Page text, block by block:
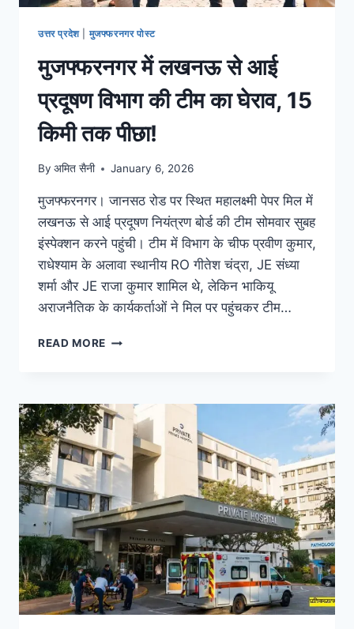
उत्तर प्रदेश| मुजफ्फरनगर पोस्ट
मुजफ्फरनगर में लखनऊ से आई
प्रदूषण विभाग की टीम का घेराव, 15
किमी तक पीछा!
By अमित सैनी January 6, 2026
मुजफ्फरनगर। जानसठ रोड पर स्थित महालक्ष्मी पेपर मिल में
लखनऊ से आई प्रदूषण नियंत्रण बोर्ड की टीम सोमवार सुबह
इंस्पेक्शन करने पहुंची। टीम में विभाग के चीफ प्रवीण कुमार,
राधेश्याम के अलावा स्थानीय RO गीतेश चंद्रा, JE संध्या
शर्मा और JE राजा कुमार शामिल थे, लेकिन भाकियू
अराजनैतिक के कार्यकर्ताओं ने मिल पर पहुंचकर टीम…
READ MORE